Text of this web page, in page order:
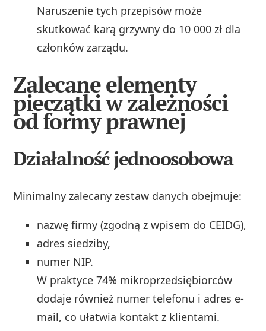
Naruszenie tych przepisów może
skutkować karą grzywny do 10 000 zł dla
członków zarządu.
Zalecane elementy
pieczątki w zależności
od formy prawnej
Działalność jednoosobowa
Minimalny zalecany zestaw danych obejmuje:
nazwę firmy (zgodną z wpisem do CEIDG),
adres siedziby,
numer NIP.
W praktyce 74% mikroprzedsiębiorców
dodaje również numer telefonu i adres e-
mail, co ułatwia kontakt z klientami.